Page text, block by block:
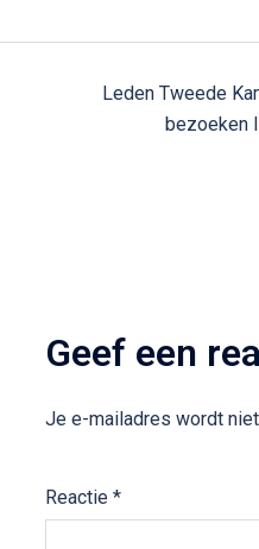
Bericht
navigatie
Leden Tweede
bezoeken
Geef een
Je e-mailadres wordt
Reactie *